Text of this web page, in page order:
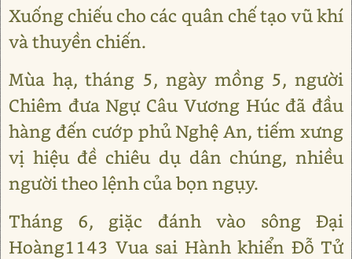
Xuống chiếu cho các quân chế tạo vũ khí
và thuyền chiến.
Mùa hạ, tháng 5, ngày mồng 5, người
Chiêm đưa Ngự Câu Vương Húc đã đầu
hàng đến cướp phủ Nghệ An, tiếm xưng
vị hiệu đề chiêu dụ dân chúng, nhiều
người theo lệnh của bọn ngụy.
Tháng 6, giặc đánh vào sông Đại
Hoàng1143 Vua sai Hành khiển Đỗ Tử